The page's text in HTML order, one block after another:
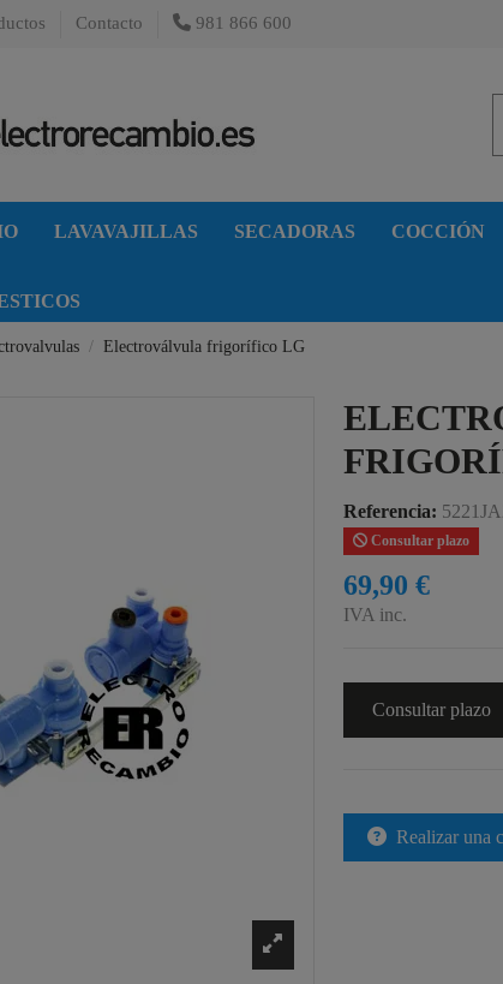
Contacto 981 866 600
LAVAVAJILLAS SECADORAS COCCIÓN
Electroválvula frigorífico LG
Referencia:
Consultar plazo
69,90 €
IVA inc.
Consultar plazo
Realizar una